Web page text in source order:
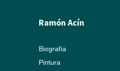
Ramón Acín
Biografía
Pintura